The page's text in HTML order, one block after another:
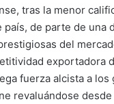
tras la menor
país, de parte de una
del
exportadora
fuerza alcista a los
revaluándose